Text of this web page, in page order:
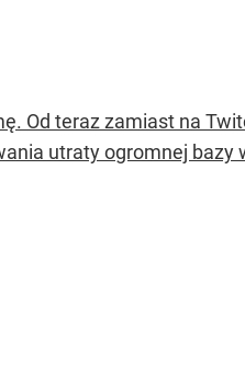
Od teraz zamiast na
utraty ogromnej bazy